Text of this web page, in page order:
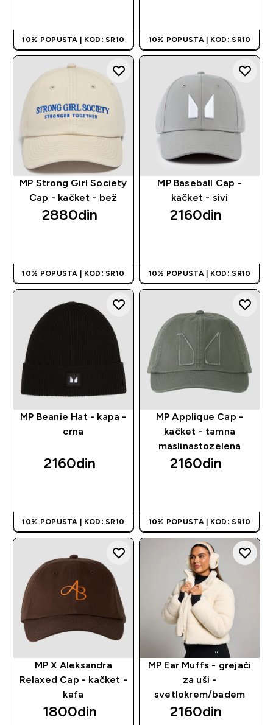
10% POPUSTA | KOD: SR10 10% POPUSTA | KOD: SR10
MP Strong Girl Society
Cap - kačket - bež
2880din‎
10% POPUSTA | KOD: SR10
MP Baseball Cap -
kačket - sivi
2160din‎
10% POPUSTA | KOD: SR10
MP Beanie Hat - kapa -
crna
2160din‎
10% POPUSTA | KOD: SR10
MP Applique Cap -
kačket - tamna
maslinastozelena
2160din‎
10% POPUSTA | KOD: SR10
MP X Aleksandra
Relaxed Cap - kačket -
kafa
1800din‎
MP Ear Muffs - grejači
za uši -
svetlokrem/badem
2160din‎